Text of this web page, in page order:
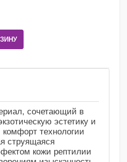
сочетающий в
эстетику и
технологии
струящаяся
кожи рептилии